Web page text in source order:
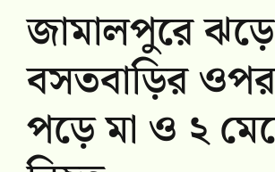
জামালপুরে ঝড়ে
বসতবাড়ির
পড়ে মা ও ২